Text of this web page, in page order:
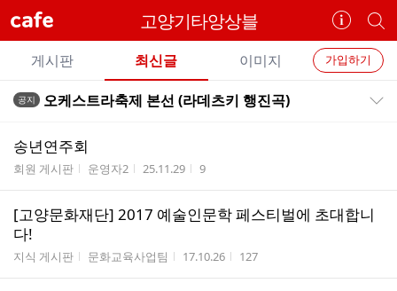
cafe 고양기타앙상블
카
페
정
보
개
별
카
페
검
카
메
뉴
가입하기
게시판 최신글 이미지
전
글
트
공지 오케스트라축제 본선 (라데츠키 행진곡)
송년연주회
게시판명
회원 게시판 작성자
운영자2 작성시간
25.11.29 조회수
9
[고양문화재단] 2017 예술인문학 페스티벌에 초대합니
다!
게시판명
지식 게시판 작성자
문화교육사업팀 작성시간
17.10.26 조회수
127